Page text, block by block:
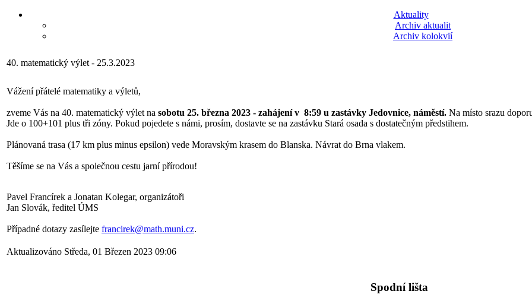
Aktuality
Archiv aktualit
Archiv kolokvií
40. matematický výlet - 25.3.2023
Vážení přátelé matematiky a výletů,
zveme Vás na 40. matematický výlet na sobotu 25. března 2023 - zahájení v 8:59 u zastávky Jedovnice, náměstí. Na místo srazu
Jde o 100+101 plus tři zóny. Pokud pojedete s námi, prosím, dostavte se na zastávku Stará osada s dostatečným předstihem.
Plánovaná trasa (17 km plus minus epsilon) vede Moravským krasem do Blanska. Návrat do Brna vlakem.
Těšíme se na Vás a společnou cestu jarní přírodou!
Pavel Francírek a Jonatan Kolegar, organizátoři
Jan Slovák, ředitel ÚMS
Případné dotazy zasílejte francirek@math.muni.cz.
Aktualizováno Středa, 01 Březen 2023 09:06
Spodní lišta